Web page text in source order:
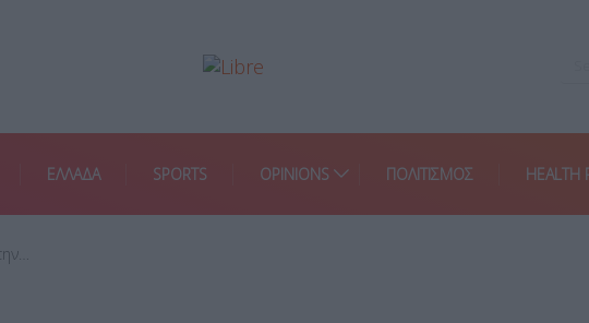
ΕΛΛΑΔΑ SPORTS OPINIONS ΠΟΛΙΤΙΣΜΟΣ HEALTH